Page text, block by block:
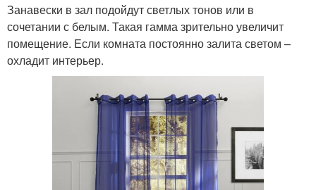
Занавески в зал подойдут светлых тонов или в
сочетании с белым. Такая гамма зрительно увеличит
помещение. Если комната постоянно залита светом –
охладит интерьер.